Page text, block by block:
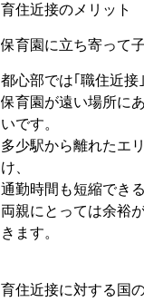
育住近接のメリット
保育園に立ち寄って
都心部では｢職住近接
保育園が遠い場所に
いです。
多少駅から離れたエ
け、
通勤時間も短縮でき
両親にとっては余裕
きます。
育住近接に対する国